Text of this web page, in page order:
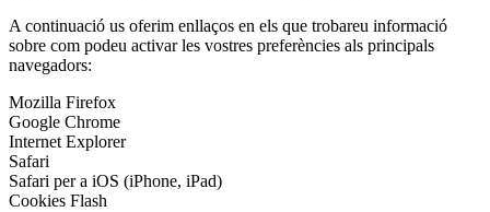
A continuació us oferim enllaços en els que trobareu informació
sobre com podeu activar les vostres preferències als principals
navegadors:
Mozilla Firefox
Google Chrome
Internet Explorer
Safari
Safari per a iOS (iPhone, iPad)
Cookies Flash